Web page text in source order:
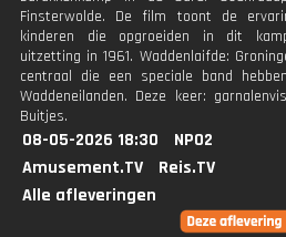
Finsterwolde. De film toont de
kinderen die opgroeiden in dit
uitzetting in 1961. Waddenlaifde:
centraal die een speciale band
Waddeneilanden. Deze keer:
Buitjes.
08-05-2026 18:30
NPO2
Amusement.TV
Reis.TV
Alle afleveringen